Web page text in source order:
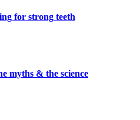
for strong teeth
myths & the science